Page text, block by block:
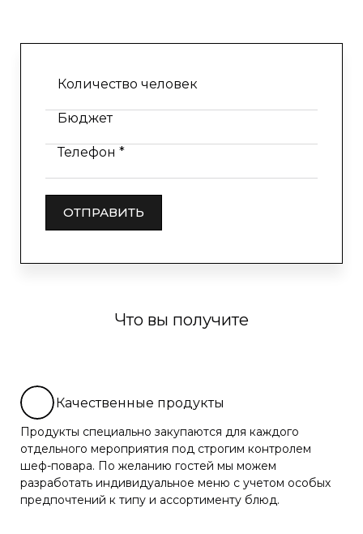
Количество человек
Бюджет
Телефон *
ОТПРАВИТЬ
Что вы получите
Качественные продукты
Продукты специально закупаются для каждого
отдельного мероприятия под строгим контролем
шеф-повара. По желанию гостей мы можем
разработать индивидуальное меню с учетом особых
предпочтений к типу и ассортименту блюд.